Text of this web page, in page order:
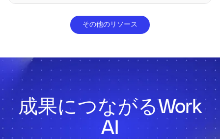
その他のリソース
成果につながるWork
AI